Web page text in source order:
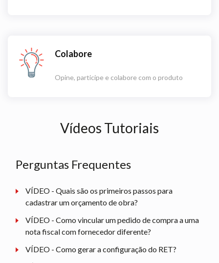
Colabore
Opine, participe e colabore com o produto
Vídeos Tutoriais
Perguntas Frequentes
VÍDEO - Quais são os primeiros passos para
cadastrar um orçamento de obra?
VÍDEO - Como vincular um pedido de compra a uma
nota fiscal com fornecedor diferente?
VÍDEO - Como gerar a configuração do RET?